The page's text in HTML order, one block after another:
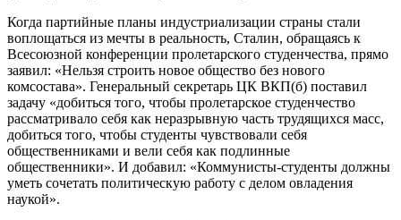
Когда партийные планы индустриализации страны стали
воплощаться из мечты в реальность, Сталин, обращаясь к
Всесоюзной конференции пролетарского студенчества, прямо
заявил: «Нельзя строить новое общество без нового
комсостава». Генеральный секретарь ЦК ВКП(б) поставил
задачу «добиться того, чтобы пролетарское студенчество
рассматривало себя как неразрывную часть трудящихся масс,
добиться того, чтобы студенты чувствовали себя
общественниками и вели себя как подлинные
общественники». И добавил: «Коммунисты-студенты должны
уметь сочетать политическую работу с делом овладения
наукой».